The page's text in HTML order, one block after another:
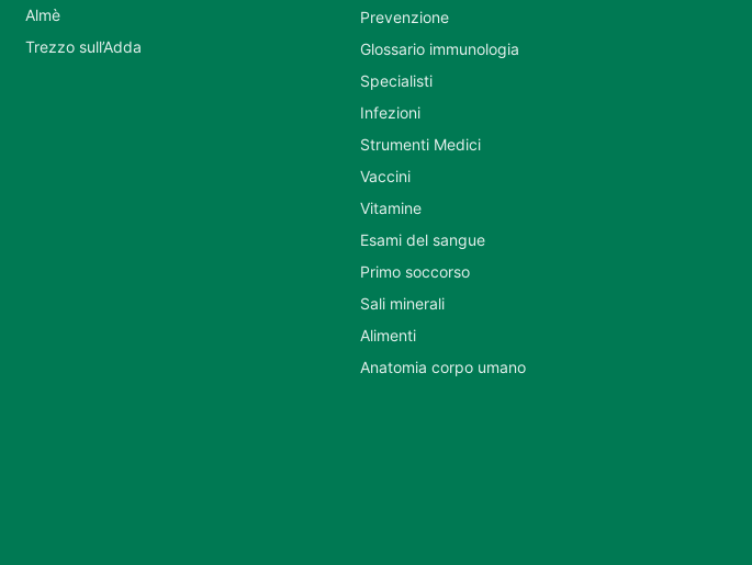
Almè
Trezzo sull’Adda
Prevenzione
Glossario immunologia
Specialisti
Infezioni
Strumenti Medici
Vaccini
Vitamine
Esami del sangue
Primo soccorso
Sali minerali
Alimenti
Anatomia corpo umano